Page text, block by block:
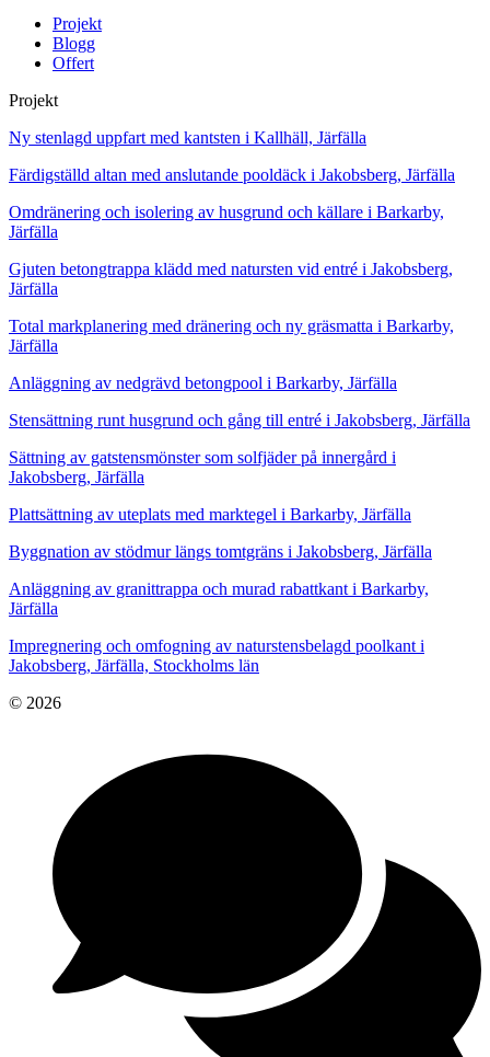
Projekt
Blogg
Offert
Projekt
Ny stenlagd uppfart med kantsten i Kallhäll, Järfälla
Färdigställd altan med anslutande pooldäck i Jakobsberg, Järfälla
Omdränering och isolering av husgrund och källare i Barkarby,
Järfälla
Gjuten betongtrappa klädd med natursten vid entré i Jakobsberg,
Järfälla
Total markplanering med dränering och ny gräsmatta i Barkarby,
Järfälla
Anläggning av nedgrävd betongpool i Barkarby, Järfälla
Stensättning runt husgrund och gång till entré i Jakobsberg, Järfälla
Sättning av gatstensmönster som solfjäder på innergård i
Jakobsberg, Järfälla
Plattsättning av uteplats med marktegel i Barkarby, Järfälla
Byggnation av stödmur längs tomtgräns i Jakobsberg, Järfälla
Anläggning av granittrappa och murad rabattkant i Barkarby,
Järfälla
Impregnering och omfogning av naturstensbelagd poolkant i
Jakobsberg, Järfälla, Stockholms län
© 2026